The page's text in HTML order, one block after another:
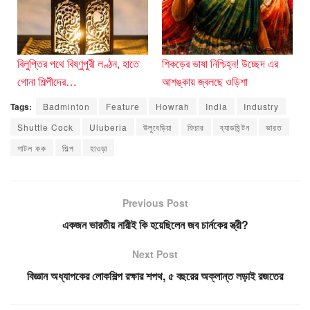
বিলুপ্তির পথে বিষ্ণুপুরী লণ্ঠন, হাতে
গোনা শিল্পীদের…
শিকড়ের ভাষা নিশ্চিহ্ন! উচ্ছেদ এর
আশঙ্কায় জ্বলছে ওড়িশা
Tags: Badminton Feature Howrah India
Industry
Shuttle Cock
Uluberia উলুবেড়িয়া ফিচার ব্যাডমিন্টন
ভারত
শাটল কক
শিল্প হাওড়া
Previous Post
একজন ভারতীয় নারীই কি হয়েছিলেন জব চার্নকের স্ত্রী?
Next Post
বিজ্ঞান অধ্যাপকের লোকশিল্প রক্ষার শপথ, ৫ বছরের অক্লান্ত লড়াই রজতের